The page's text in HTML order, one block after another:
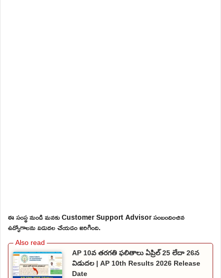
ఈ సంస్థ నుండి మనకు Customer Support Advisor సంబందించిన
ఉద్యోగాలను విడుదల చేయడం జరిగింది.
AP 10వ తరగతి ఫలితాలు ఏప్రిల్ 25 లేదా 26న
విడుదల | AP 10th Results 2026 Release
Date